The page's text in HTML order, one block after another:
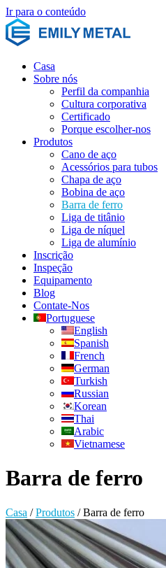
Ir para o conteúdo
Casa
Sobre nós
Perfil da companhia
Cultura corporativa
Certificado
Porque escolher-nos
Produtos
Cano de aço
Acessórios para tubos
Chapa de aço
Bobina de aço
Barra de ferro
Liga de titânio
Liga de níquel
Liga de alumínio
Inscrição
Inspeção
Equipamento
Blog
Contate-Nos
Portuguese
English
Spanish
French
German
Turkish
Russian
Korean
Thai
Arabic
Vietnamese
Barra de ferro
Casa /Produtos /Barra de ferro